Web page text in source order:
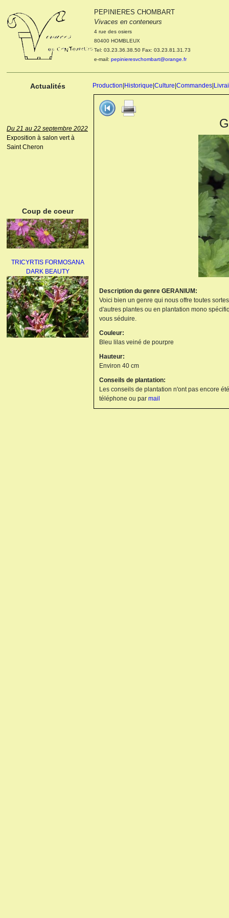
PEPINIERES CHOMBART
Vivaces en conteneurs
4 rue des osiers
80400 HOMBLEUX
Tel: 03.23.36.38.50 Fax: 03.23.81.31.73
e-mail: pepinieresvchombart@orange.fr
Actualités Production Historique Culture Commandes
Le 04 et 05 octobre 2022
Portes ouvertes de la
pépinière : Visite des
cultures, découverte des
nouveautés. Le rendez-vous
des passionnés Le mardi 04
Du 21 au 22 septembre 2022
Exposition à salon vert à
Saint Cheron
Coup de coeur
TRICYRTIS FORMOSANA
DARK BEAUTY
Description du genre GERANIUM:
Voici bien un genre qui nous offre toutes
d'autres plantes ou en plantation mono
vous séduire.
Couleur:
Bleu lilas veiné de pourpre
Hauteur:
Environ 40 cm
Conseils de plantation:
Les conseils de plantation n'ont pas encore
téléphone ou par mail